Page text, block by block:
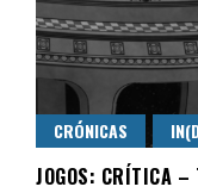
CRÓNICAS
JOGOS: CRÍTICA –